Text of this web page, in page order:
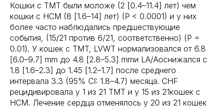
Кошки с TMT были моложе (2 [0.4–11.4] лет) чем
кошки с HCM (8 [1.6–14] лет) (P < 0.0001) и у них
более часто наблюдались предшествующие
события, (15/21 против 6/21, соответственно) (P =
0.01). У кошек с TMT, LVWT нормализовался от 6.8
[6.0–9.7] mm до 4.8 [2.8–5.3] mmи LA/Aoснижался с
1.8 [1.6–2.3] до 1.45 [1.2–1.7] после среднего
интервала 3.3 (95% CI: 1.8–4.7) месяца. CHF
рецидивировала у 1 из 21 TMT и у 15 из 21кошек с
HCM. Лечение сердца отменялось у 20 из 21 кошек